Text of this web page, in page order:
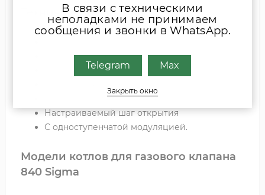
Технические характеристики:
Регулятор давления 2-50 mbar
Подключение запальной горелки М10
Рабочая температура 0 - 60°C
Настраиваемый шаг открытия
С одноступенчатой модуляцией.
Модели котлов для газового клапана
840 Sigma
В связи с техническими
неполадками не принимаем
сообщения и звонки в WhatsApp.
Telegram Max
Закрыть окно